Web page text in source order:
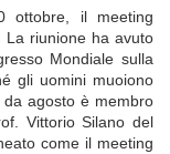
il meeting
La riunione ha avuto
Mondiale sulla
gli uomini muoiono
agosto è membro
Vittorio Silano del
come il meeting